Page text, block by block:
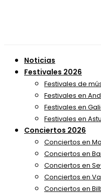
Noticias
Festivales 2026
Festivales de
Festivales en
Festivales en
Festivales en
Conciertos 2026
Conciertos en
Conciertos en
Conciertos en
Conciertos en
Conciertos en